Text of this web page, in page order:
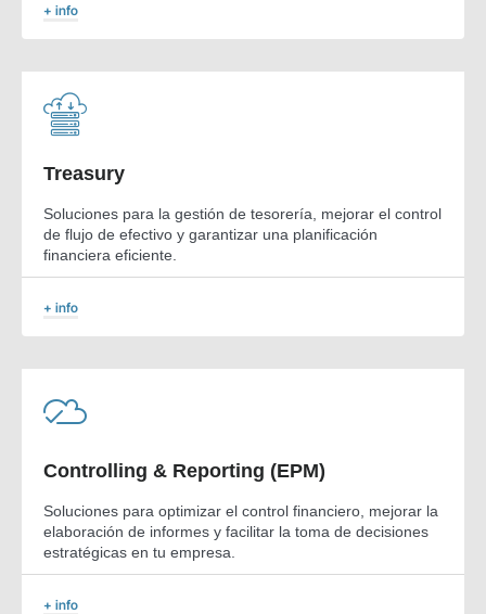
+ info
Treasury
Soluciones para la gestión de tesorería, mejorar el control
de flujo de efectivo y garantizar una planificación
financiera eficiente.
+ info
Controlling & Reporting (EPM)
Soluciones para optimizar el control financiero, mejorar la
elaboración de informes y facilitar la toma de decisiones
estratégicas en tu empresa.
+ info